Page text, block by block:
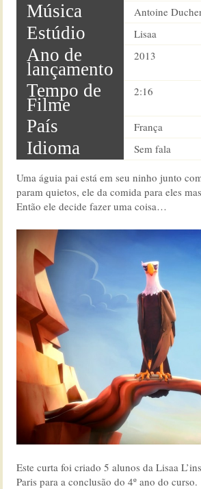
Música Antoine
Estúdio Lisaa
Ano de
lançamento
2013
Tempo de
Filme
2:16
País França
Idioma Sem fala
Uma águia pai está em seu ninho junto
param quietos, ele da comida para eles
Então ele decide fazer uma coisa…
Este curta foi criado 5 alunos da Lisaa
Paris para a conclusão do 4º ano do curso.